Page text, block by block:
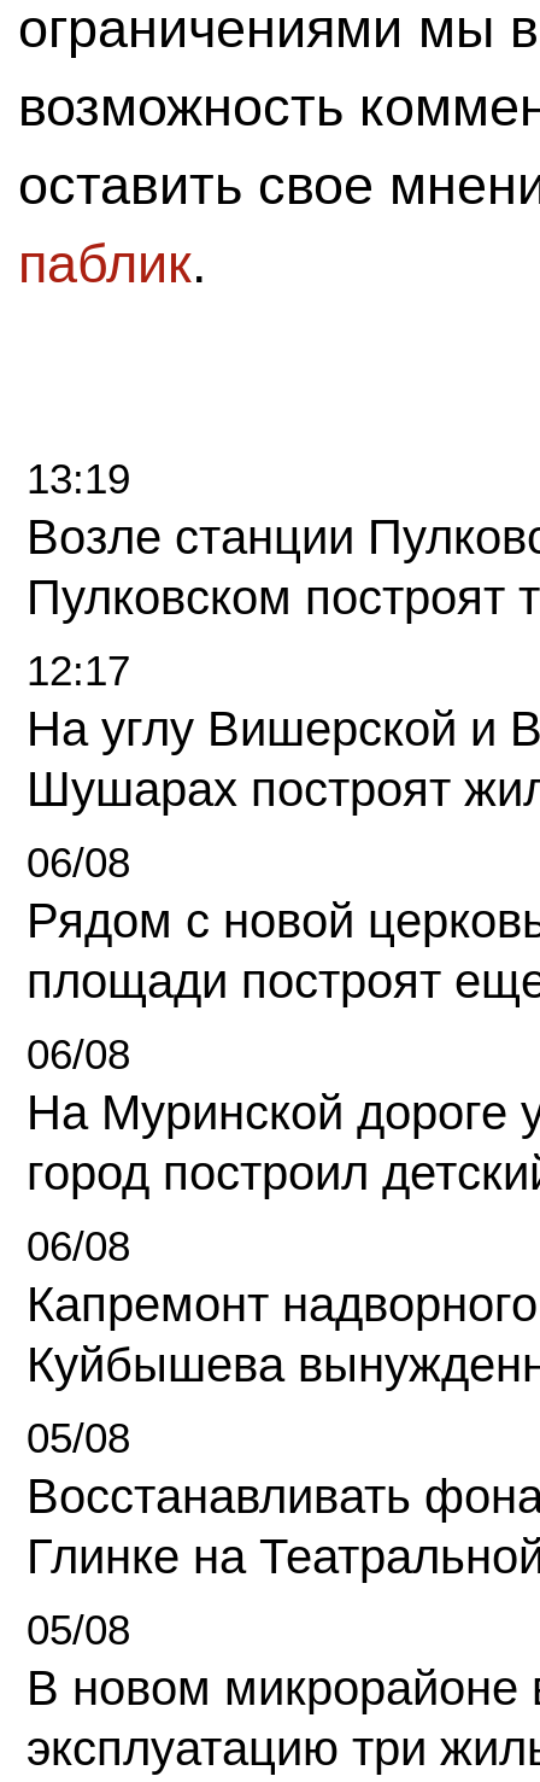
ограничениями мы
возможность
оставить свое
паблик.
13:19
Возле станции
Пулковском построят
12:17
На углу Вишерской и
Шушарах построят
06/08
Рядом с новой
площади построят
06/08
На Муринской дороге
город построил
06/08
Капремонт
Куйбышева
05/08
Восстанавливать
Глинке на
05/08
В новом микрорайоне
эксплуатацию три